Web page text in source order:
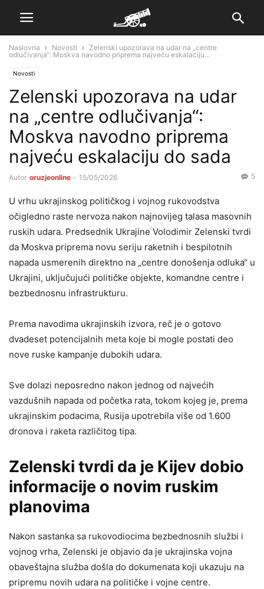
Naslovna Novosti
Zelenski upozorava na udar na „centre
odlučivanja“: Moskva navodno priprema najveću eskalaciju...
Novosti
Zelenski upozorava na udar
na „centre odlučivanja“:
Moskva navodno priprema
najveću eskalaciju do sada
Autor oruzjeonline - 15/05/2026 5
U vrhu ukrajinskog političkog i vojnog rukovodstva
očigledno raste nervoza nakon najnovijeg talasa masovnih
ruskih udara. Predsednik Ukrajine Volodimir Zelenski tvrdi
da Moskva priprema novu seriju raketnih i bespilotnih
napada usmerenih direktno na „centre donošenja odluka“ u
Ukrajini, uključujući političke objekte, komandne centre i
bezbednosnu infrastrukturu.
Prema navodima ukrajinskih izvora, reč je o gotovo
dvadeset potencijalnih meta koje bi mogle postati deo
nove ruske kampanje dubokih udara.
Sve dolazi neposredno nakon jednog od najvećih
vazdušnih napada od početka rata, tokom kojeg je, prema
ukrajinskim podacima, Rusija upotrebila više od 1.600
dronova i raketa različitog tipa.
Zelenski tvrdi da je Kijev dobio
informacije o novim ruskim
planovima
Nakon sastanka sa rukovodiocima bezbednosnih službi i
vojnog vrha, Zelenski je objavio da je ukrajinska vojna
obaveštajna služba došla do dokumenata koji ukazuju na
pripremu novih udara na političke i vojne centre.